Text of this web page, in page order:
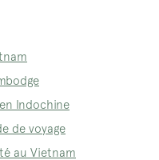
Indochine
de voyage
au Vietnam